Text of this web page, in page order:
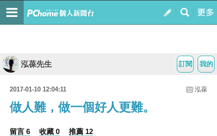
我的
訂閱
泓葆先生
2017-01-10 12:04:11 泓葆
做人難，做一個好人更難。
留言 6 收藏 0 推薦 12